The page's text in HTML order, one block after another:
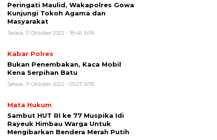
Peringati Maulid, Wakapolres Gowa
Kunjungi Tokoh Agama dan
Masyarakat
Selasa, 11 Oktober 2022 - 18:46 WIB
Kabar Polres
Bukan Penembakan, Kaca Mobil
Kena Serpihan Batu
Selasa, 11 Oktober 2022 - 05:23 WIB
Mata Hukum
Sambut HUT RI ke 77 Muspika Idi
Rayeuk Himbau Warga Untuk
Mengibarkan Bendera Merah Putih